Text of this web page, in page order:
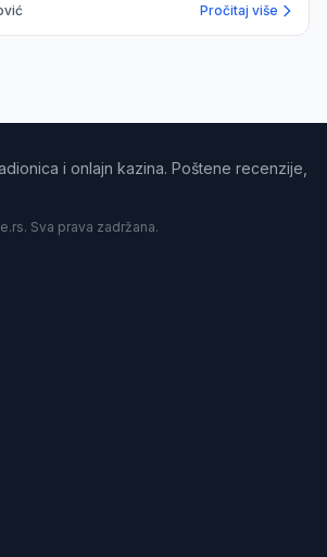
Pročitaj više
i onlajn kazina. Poštene recenzije,
Sva prava zadržana.